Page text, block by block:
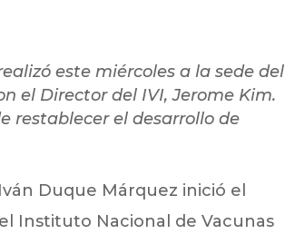
este miércoles a la sede del
el Director del IVI, Jerome Kim.
restablecer el desarrollo de
Duque Márquez inició el
Instituto Nacional de Vacunas